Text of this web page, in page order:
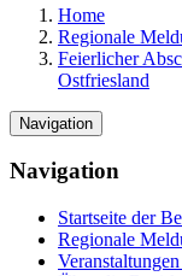
Home
Regionale
Feierlicher
Ostfriesland
Navigation
Navigation
Startseite der
Regionale